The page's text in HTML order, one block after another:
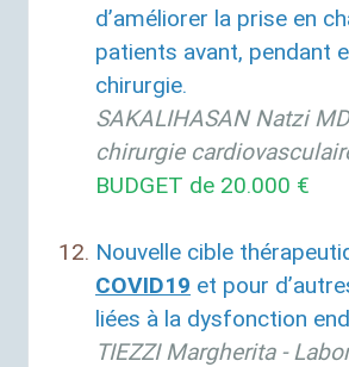
d’améliorer la prise en
patients avant, pendant
chirurgie.
SAKALIHASANNatziMD
chirurgie
BUDGET de 20.000 €
Nouvelle cible
COVID19 et pour
liées à la dysfonction
TIEZZIMargherita -